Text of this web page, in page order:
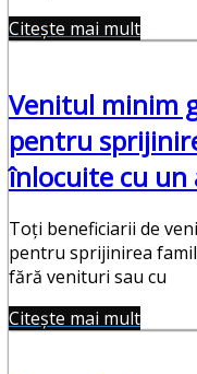
Citește mai mult
Venitul minim
pentru
înlocuite cu un
Toţi beneficiarii de
pentru sprijinirea
fără venituri sau cu
Citește mai mult